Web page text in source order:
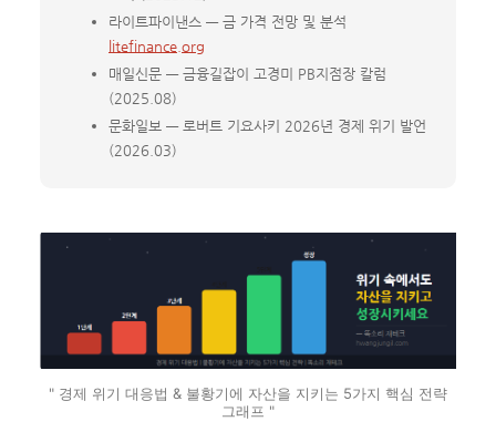
라이트파이낸스 — 금 가격 전망 및 분석
litefinance.org
매일신문 — 금융길잡이 고경미 PB지점장 칼럼
(2025.08)
문화일보 — 로버트 기요사키 2026년 경제 위기 발언
(2026.03)
" 경제 위기 대응법 & 불황기에 자산을 지키는 5가지 핵심 전략
그래프 "